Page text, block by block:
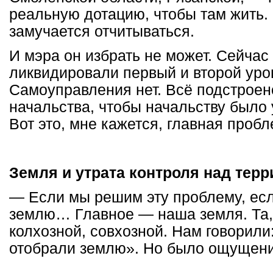
реальную дотацию, чтобы там жить.
замучается отчитываться.
И мэра он избрать не может.
ликвидировали первый и второй
Самоуправления нет. Всё
начальства, чтобы начальству было
Вот это, мне кажется, главная
Земля и утрата контроля над
— Если мы решим эту проблему,
землю… Главное — наша земля. Та,
колхозной, совхозной. Нам
отобрали землю». Но было